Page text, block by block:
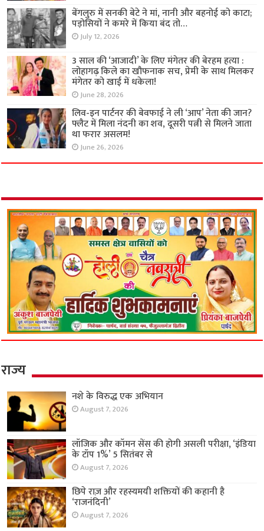
बेंगलुरु में सनकी बेटे ने मां, नानी और बहनोई को काटा;
पड़ोसियों ने कमरे में किया बंद तो…
July 12, 2026
3 साल की ‘आजादी’ के लिए मंगेतर की बेरहम हत्या :
लोहागढ़ किले का खौफनाक सच, प्रेमी के साथ मिलकर
मंगेतर को खाई में धकेला!
June 28, 2026
लिव-इन पार्टनर की बेवफाई ने ली ‘आप’ नेता की जान?
फ्लैट में मिला नंदनी का शव, दूसरी पत्नी से मिलने जाता
था फरार असलम!
June 26, 2026
राज्य
नशे के विरुद्ध एक अभियान
August 7, 2026
लॉजिक और कॉमन सेंस की होगी असली परीक्षा, ‘इंडिया
के टॉप 1%’ 5 सितंबर से
August 7, 2026
छिपे राज़ और रहस्यमयी शक्तियों की कहानी है
‘राजनंदिनी’
August 7, 2026